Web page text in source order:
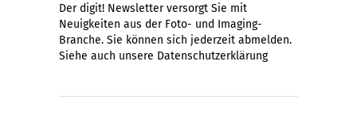
Der digit! Newsletter versorgt Sie mit
Neuigkeiten aus der Foto- und Imaging-
Branche. Sie können sich jederzeit abmelden.
Siehe auch unsere Datenschutzerklärung